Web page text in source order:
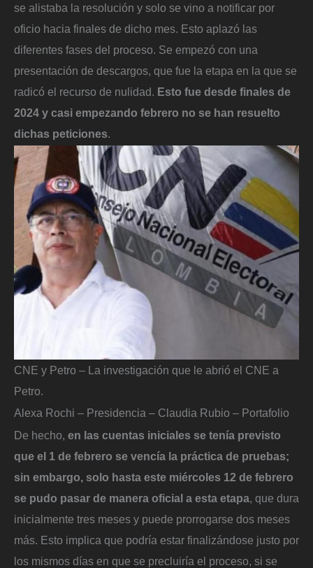
se alistaba la resolución y solo se vino a notificar por
oficio hacia finales de dicho mes. Esto aplazó las
diferentes fases del proceso. Se empezó con una
presentación de descargos, que fue la etapa en la que se
radicó el recurso de nulidad. Esto fue desde finales de
2024 y casi empezando febrero no se han resuelto
dichas peticiones.
CNE y Petro – La investigación que le abrió el CNE a
Petro.
Alexa Rochi – Presidencia – Claudia Rubio – Portafolio
De hecho, en las cuentas iniciales se tenía previsto
que el 1 de febrero se vencía la práctica de pruebas;
sin embargo, solo hasta este miércoles 12 de febrero
se pudo pasar de manera oficial a esta etapa, que dura
inicialmente tres meses y puede prorrogarse dos meses
más. Esto implica que podría estar finalizándose justo por
los mismos días en que se precluiría el proceso, si se